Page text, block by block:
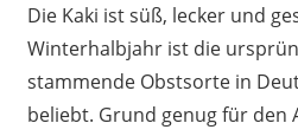
Die Kaki ist süß, lecker und
Winterhalbjahr ist die
stammende Obstsorte in
beliebt. Grund genug für den